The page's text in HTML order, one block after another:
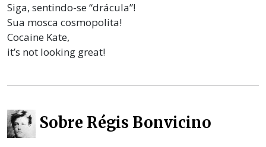
Siga, sentindo-se “drácula”!
Sua mosca cosmopolita!
Cocaine Kate,
it’s not looking great!
Sobre Régis Bonvicino